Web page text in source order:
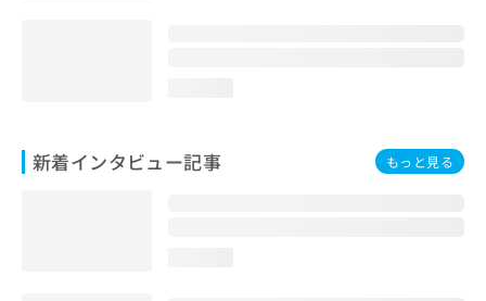
新着インタビュー記事 もっと見る